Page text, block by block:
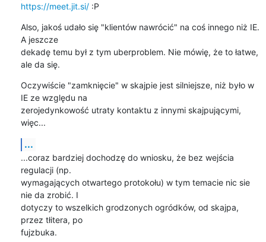
https://meet.jit.si/ :P
Also, jakoś udało się "klientów nawrócić" na coś innego niż IE.
A jeszcze
dekadę temu był z tym uberproblem. Nie mówię, że to łatwe,
ale da się.
Oczywiście "zamknięcie" w skajpie jest silniejsze, niż było w
IE ze względu na
zerojedynkowość utraty kontaktu z innymi skajpującymi,
więc...
...
...coraz bardziej dochodzę do wniosku, że bez wejścia
regulacji (np.
wymagających otwartego protokołu) w tym temacie nic sie
nie da zrobić. I
dotyczy to wszelkich grodzonych ogródków, od skajpa,
przez tłitera, po
fujzbuka.